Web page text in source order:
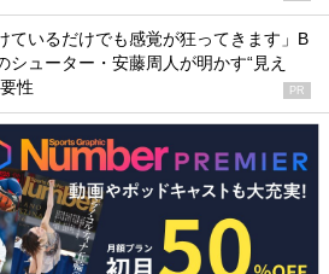
ているだけでも感覚が狂ってきます」B
シューター・安藤周人が明かす“見え
性
PR